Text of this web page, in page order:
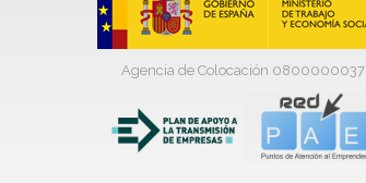
Agencia de Colocación 0800000037